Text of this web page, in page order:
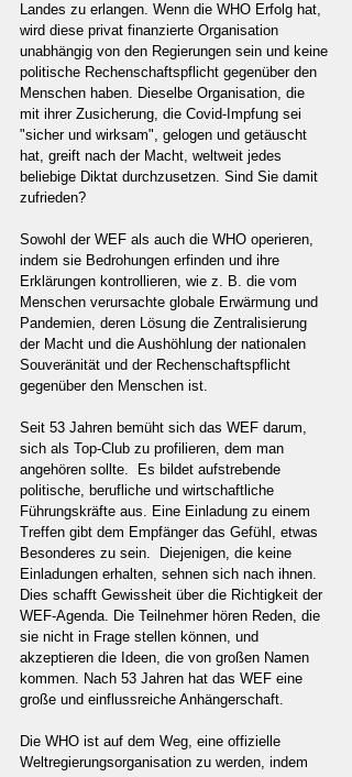
Landes zu erlangen. Wenn die WHO Erfolg hat,
wird diese privat finanzierte Organisation
unabhängig von den Regierungen sein und keine
politische Rechenschaftspflicht gegenüber den
Menschen haben. Dieselbe Organisation, die
mit ihrer Zusicherung, die Covid-Impfung sei
"sicher und wirksam", gelogen und getäuscht
hat, greift nach der Macht, weltweit jedes
beliebige Diktat durchzusetzen. Sind Sie damit
zufrieden?
Sowohl der WEF als auch die WHO operieren,
indem sie Bedrohungen erfinden und ihre
Erklärungen kontrollieren, wie z. B. die vom
Menschen verursachte globale Erwärmung und
Pandemien, deren Lösung die Zentralisierung
der Macht und die Aushöhlung der nationalen
Souveränität und der Rechenschaftspflicht
gegenüber den Menschen ist.
Seit 53 Jahren bemüht sich das WEF darum,
sich als Top-Club zu profilieren, dem man
angehören sollte.  Es bildet aufstrebende
politische, berufliche und wirtschaftliche
Führungskräfte aus. Eine Einladung zu einem
Treffen gibt dem Empfänger das Gefühl, etwas
Besonderes zu sein.  Diejenigen, die keine
Einladungen erhalten, sehnen sich nach ihnen.
Dies schafft Gewissheit über die Richtigkeit der
WEF-Agenda. Die Teilnehmer hören Reden, die
sie nicht in Frage stellen können, und
akzeptieren die Ideen, die von großen Namen
kommen. Nach 53 Jahren hat das WEF eine
große und einflussreiche Anhängerschaft.
Die WHO ist auf dem Weg, eine offizielle
Weltregierungsorganisation zu werden, indem